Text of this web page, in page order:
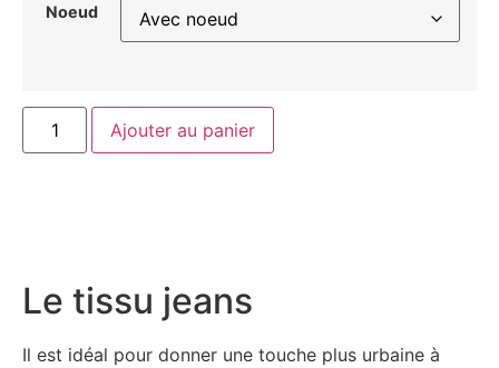
Noeud
Ajouter au panier
Le tissu jeans
Il est idéal pour donner une touche plus urbaine à